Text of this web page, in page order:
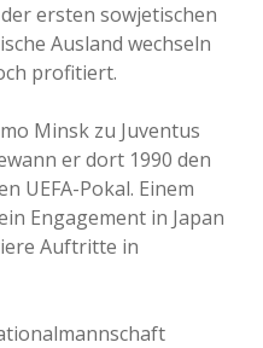
ersten sowjetischen
Ausland wechseln
profitiert.
Minsk zu Juventus
er dort 1990 den
UEFA-Pokal. Einem
Engagement in Japan
Auftritte in